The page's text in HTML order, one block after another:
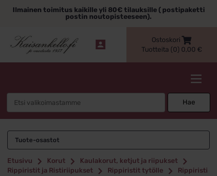
sisältöönIlmainen toimitus kaikille yli 80€ tilauksille ( postipaketti
postin noutopisteeseen).
Ostoskori
Tuotteita (0) 0,00 €
Hae
Tuote-osastot
Etusivu Korut
Kaulakorut, ketjut ja riipukset
Rippiristit ja Ristiriipukset
Rippiristit tytölle
Rippiristi